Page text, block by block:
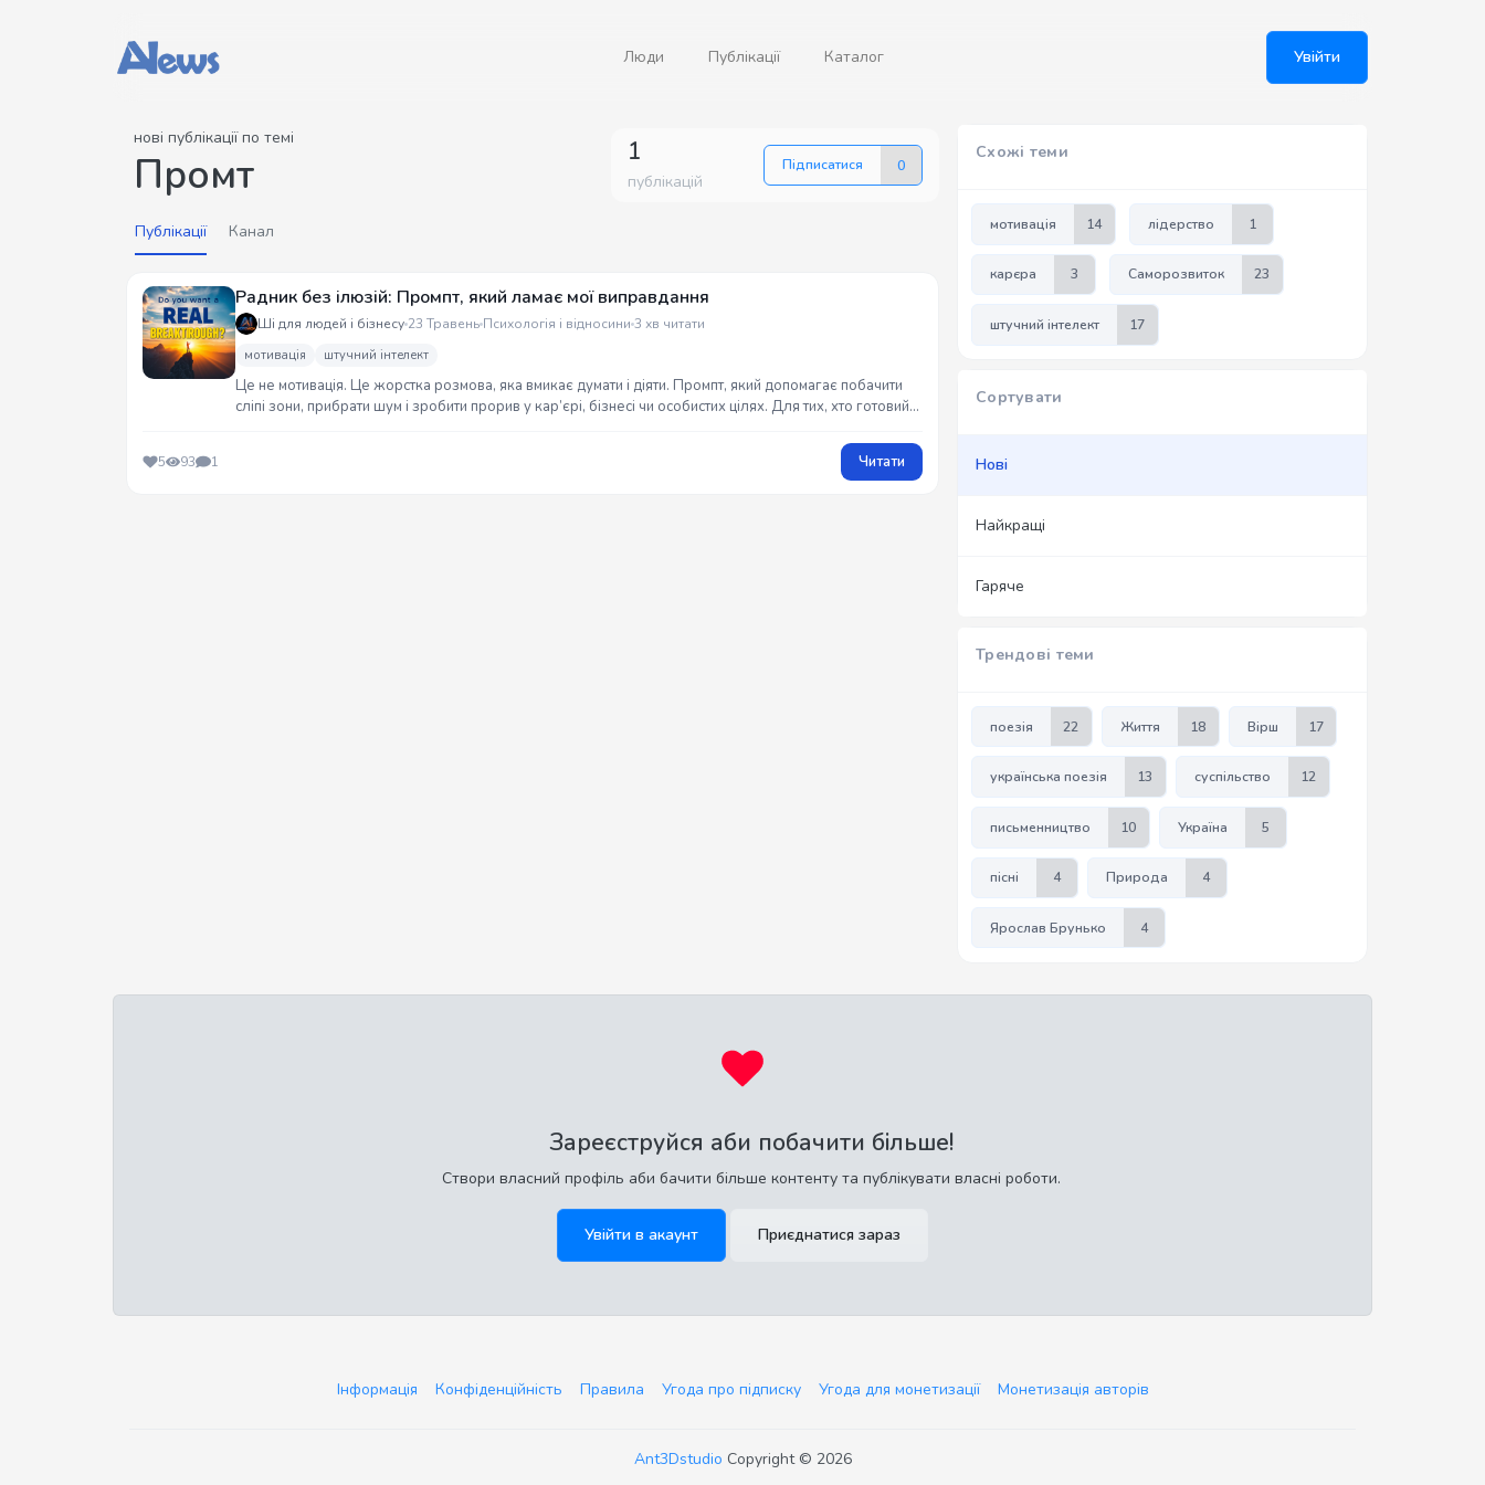
Люди Публікації Каталог Увійти
нові публікації по темі
Промт 1
публікацій
Підписатися 0
Публікації Канал
Радник без ілюзій: Промпт, який ламає мої виправдання
Ші для людей і бізнесу 23 Травень Психологія і відносини 3 хв читати
мотивація штучний інтелект
Це не мотивація. Це жорстка розмова, яка вмикає думати і діяти. Промпт, який допомагає побачити
сліпі зони, прибрати шум і зробити прорив у кар’єрі, бізнесі чи особистих цілях. Для тих, хто готовий
5 93 1 Читати
Схожі теми
мотивація 14 лідерство 1
карєра 3 Саморозвиток 23
штучний інтелект 17
Сортувати
Нові
Найкращі
Гаряче
Трендові теми
поезія 22 Життя 18 Вірш 17
українська поезія 13 суспільство 12
письменництво 10 Україна 5
пісні 4 Природа 4
Ярослав Брунько 4
Зареєструйся аби побачити більше!
Створи власний профіль аби бачити більше контенту та публікувати власні роботи.
Увійти в акаунт Приєднатися зараз
Інформація Конфіденційність Правила Угода про підписку Угода для монетизації Монетизація авторів
Ant3Dstudio Copyright © 2026